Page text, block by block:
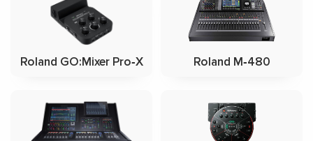
Roland GO:Mixer Pro‑X Roland M‑480